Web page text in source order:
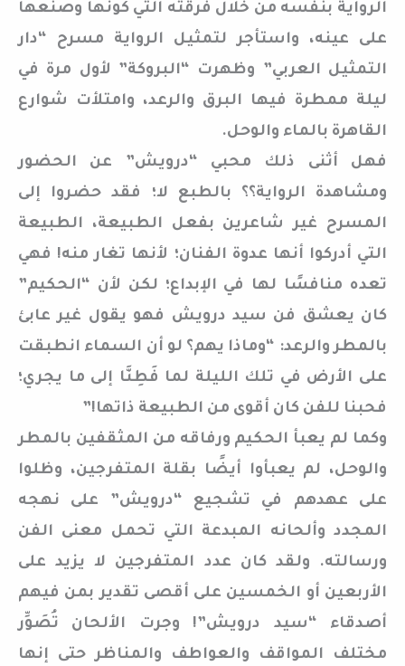
الرواية بنفسه من خلال فرقته التي كونها وصنعها
على عينه، واستأجر لتمثيل الرواية مسرح “دار
التمثيل العربي” وظهرت “البروكة” لأول مرة في
ليلة ممطرة فيها البرق والرعد، وامتلأت شوارع
القاهرة بالماء والوحل.
فهل أثنى ذلك محبي “درويش” عن الحضور
ومشاهدة الرواية؟؟ بالطبع لا؛ فقد حضروا إلى
المسرح غير شاعرين بفعل الطبيعة، الطبيعة
التي أدركوا أنها عدوة الفنان؛ لأنها تغار منه! فهي
تعده منافسًا لها في الإبداع؛ لكن لأن “الحكيم”
كان يعشق فن سيد درويش فهو يقول غير عابئ
بالمطر والرعد: “وماذا يهم؟ لو أن السماء انطبقت
على الأرض في تلك الليلة لما فَطِنَّا إلى ما يجري؛
فحبنا للفن كان أقوى من الطبيعة ذاتها!”
وكما لم يعبأ الحكيم ورفاقه من المثقفين بالمطر
والوحل، لم يعبأوا أيضًا بقلة المتفرجين، وظلوا
على عهدهم في تشجيع “درويش” على نهجه
المجدد وألحانه المبدعة التي تحمل معنى الفن
ورسالته. ولقد كان عدد المتفرجين لا يزيد على
الأربعين أو الخمسين على أقصى تقدير بمن فيهم
أصدقاء “سيد درويش”! وجرت الألحان تُصَوِّر
مختلف المواقف والعواطف والمناظر حتى إنها